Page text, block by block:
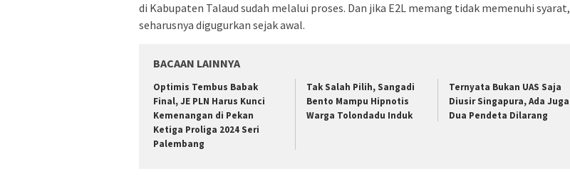
di Kabupaten Talaud sudah melalui proses. Dan jika E2L memang tidak memenuhi syarat,
seharusnya digugurkan sejak awal.
BACAAN LAINNYA
Optimis Tembus Babak
Final, JE PLN Harus Kunci
Kemenangan di Pekan
Ketiga Proliga 2024 Seri
Palembang
Tak Salah Pilih, Sangadi
Bento Mampu Hipnotis
Warga Tolondadu Induk
Ternyata Bukan UAS Saja
Diusir Singapura, Ada Juga
Dua Pendeta Dilarang